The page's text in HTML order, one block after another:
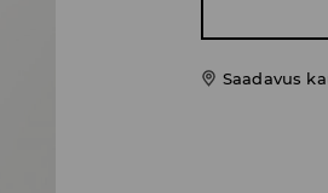
Saadavus